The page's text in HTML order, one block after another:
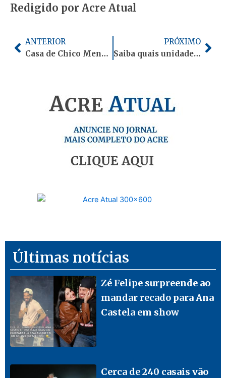
Redigido por Acre Atual
Anterior
ANTERIOR
Casa de Chico Mendes no Acre recebe apoio federal em iniciativa de Marina Silva em 2026
PRÓXIMO
Saiba quais unidades de saúde funcionarão durante o feriado de Páscoa em Rio Branco
Últimas notícias
Zé Felipe surpreende ao
mandar recado para Ana
Castela em show
Cerca de 240 casais vão